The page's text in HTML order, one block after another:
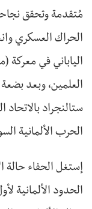
الحراك العسكري
الياباني في معركة
العلمين، وبعد
ستالنجراد
الحرب الألمانية
إستغل الحفاء حالة
الحدود الألمانية